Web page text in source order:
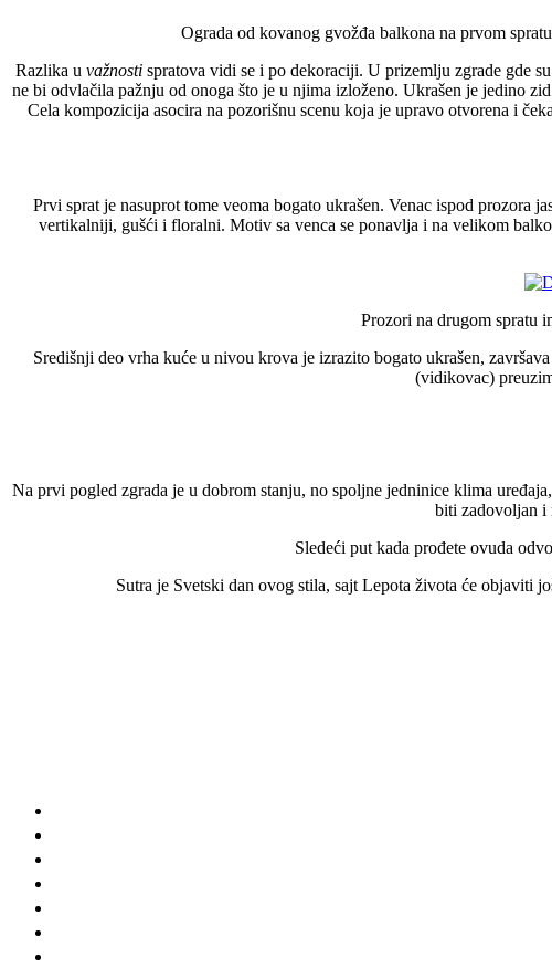
Ograda od kovanog gvožđa balkona na prvom
Razlika u važnosti spratova vidi se i po dekoraciji. U prizemlju zgrade gde
ne bi odvlačila pažnju od onoga što je u njima izloženo. Ukrašen je jedino
Cela kompozicija asocira na pozorišnu scenu koja je upravo otvorena i
Prvi sprat je nasuprot tome veoma bogato ukrašen. Venac ispod
vertikalniji, gušći i floralni. Motiv sa venca se ponavlja i na velikom
Prozori na drugom spratu
Središnji deo vrha kuće u nivou krova je izrazito bogato ukrašen,
(vidikovac)
Na prvi pogled zgrada je u dobrom stanju, no spoljne jedninice klima
biti zadovoljan i
Sledeći put kada prođete ovuda
Sutra je Svetski dan ovog stila, sajt Lepota života će objaviti